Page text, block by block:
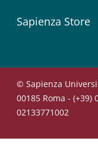
Sapienza Store
© Sapienza
00185 Roma - (+39)
02133771002